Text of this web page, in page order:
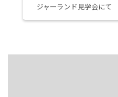
ジャーランド見学会にて